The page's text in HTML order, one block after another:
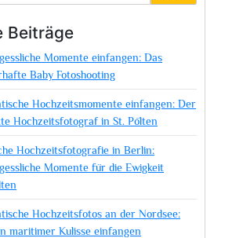
Beiträge
Momente einfangen: Das
Baby Fotoshooting
Hochzeitsmomente einfangen: Der
Hochzeitsfotograf in St. Pölten
Hochzeitsfotografie in Berlin:
Momente für die Ewigkeit
Hochzeitsfotos an der Nordsee:
maritimer Kulisse einfangen